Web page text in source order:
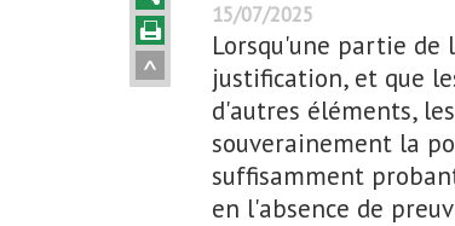
15/07/2025
Lorsqu'une partie de
justification, et que
d'autres éléments,
souverainement la
suffisamment
en l'absence de